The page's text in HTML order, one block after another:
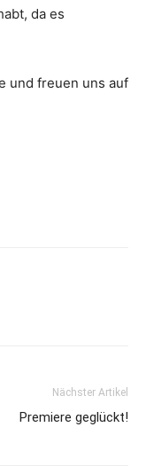
da es
und freuen uns auf
Nächster Artikel
Premiere geglückt!